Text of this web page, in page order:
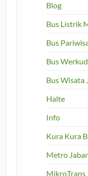
Blog
Bus Listrik
Bus
Bus
Bus Wisata
Halte
Info
Kura Kura
Metro
MikroTrans